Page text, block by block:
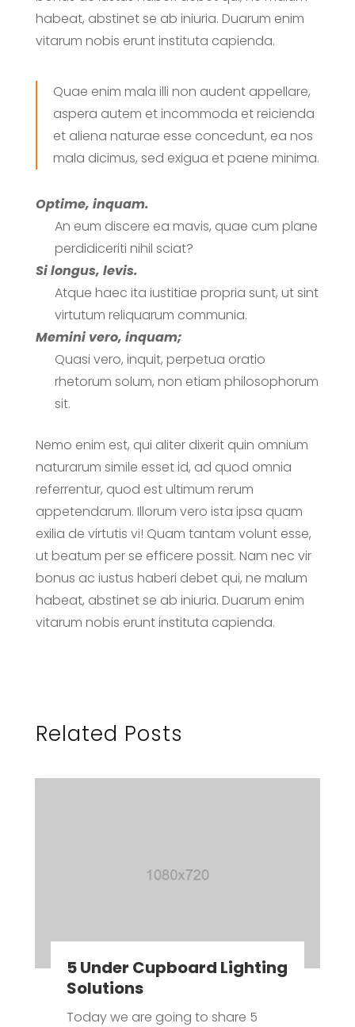
habeat, abstinet se ab iniuria. Duarum enim
vitarum nobis erunt instituta capienda.
Quae enim mala illi non audent appellare,
aspera autem et incommoda et reicienda
et aliena naturae esse concedunt, ea nos
mala dicimus, sed exigua et paene minima.
Optime, inquam.
An eum discere ea mavis, quae cum plane
perdidiceriti nihil sciat?
Si longus, levis.
Atque haec ita iustitiae propria sunt, ut sint
virtutum reliquarum communia.
Memini vero, inquam;
Quasi vero, inquit, perpetua oratio
rhetorum solum, non etiam philosophorum
sit.
Nemo enim est, qui aliter dixerit quin omnium
naturarum simile esset id, ad quod omnia
referrentur, quod est ultimum rerum
appetendarum. Illorum vero ista ipsa quam
exilia de virtutis vi! Quam tantam volunt esse,
ut beatum per se efficere possit. Nam nec vir
bonus ac iustus haberi debet qui, ne malum
habeat, abstinet se ab iniuria. Duarum enim
vitarum nobis erunt instituta capienda.
Related Posts
5 Under Cupboard Lighting
Solutions
Today we are going to share 5